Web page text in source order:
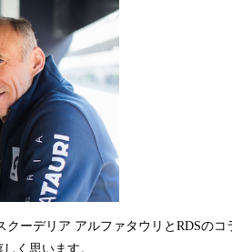
クーデリア アルファタウリとRDSの
く思います。